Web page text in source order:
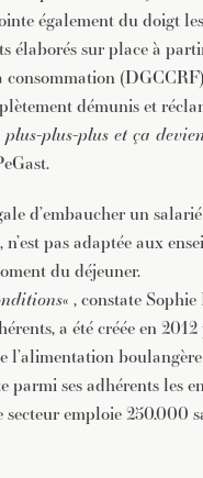
également du doigt
élaborés sur place à
démunis et
plus-plus et ça
d’embaucher un
pas adaptée aux
du déjeuner.
« , constate
a été créée en
l’alimentation
ses adhérents les
emploie 250.000